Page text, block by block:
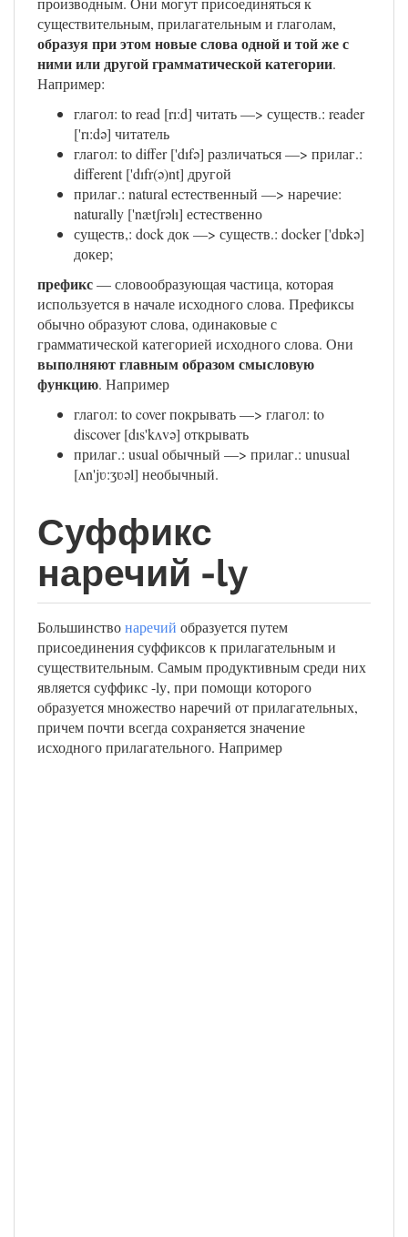
существительным, прилагательным и глаголам,
образуя при этом новые слова одной и той же с
ними или другой грамматической категории.
Например:
глагол: to read [rı:d] читать —> существ.: reader
['rı:də] читатель
глагол: to differ ['dıfə] различаться —> прилаг.:
different ['dıfr(ə)nt] другой
прилаг.: natural естественный —> наречие:
naturally ['nætʃrəlı] естественно
существ,: dock док —> существ.: docker ['dɒkə]
докер;
префикс— словообразующая частица, которая
используется в начале исходного слова. Префиксы
обычно образуют слова, одинаковые с
грамматической категорией исходного слова. Они
выполняют главным образом смысловую
функцию. Например
глагол: to cover покрывать —> глагол: to
discover [dıs'kʌvə] открывать
прилаг.: usual обычный —> прилаг.: unusual
[ʌn'jʋ:ʒʋəl] необычный.
Суффикс
наречий -ly
Большинствонаречий образуется путем
присоединения суффиксов к прилагательным и
существительным. Самым продуктивным среди них
является суффикс -lу, при помощи которого
образуется множество наречий от прилагательных,
причем почти всегда сохраняется значение
исходного прилагательного. Например